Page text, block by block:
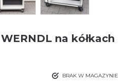
na kółkach
BRAK W MAGAZYNIE